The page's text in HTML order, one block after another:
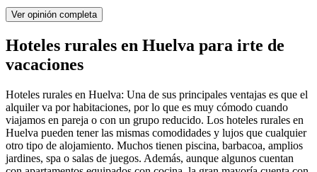
Ver opinión completa
Hoteles rurales en Huelva para irte de
vacaciones
Hoteles rurales en Huelva: Una de sus principales ventajas es que el
alquiler va por habitaciones, por lo que es muy cómodo cuando
viajamos en pareja o con un grupo reducido. Los hoteles rurales en
Huelva pueden tener las mismas comodidades y lujos que cualquier
otro tipo de alojamiento. Muchos tienen piscina, barbacoa, amplios
jardines, spa o salas de juegos. Además, aunque algunos cuentan